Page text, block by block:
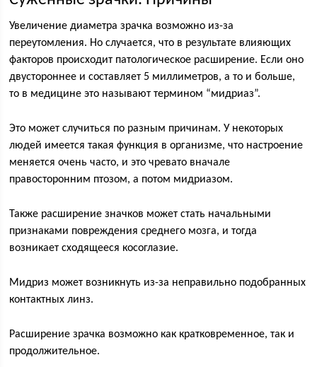
Увеличение диаметра зрачка возможно из-за
переутомления. Но случается, что в результате влияющих
факторов происходит патологическое расширение. Если оно
двустороннее и составляет 5 миллиметров, а то и больше,
то в медицине это называют термином “мидриаз”.
Это может случиться по разным причинам. У некоторых
людей имеется такая функция в организме, что настроение
меняется очень часто, и это чревато вначале
правосторонним птозом, а потом мидриазом.
Также расширение значков может стать начальными
признаками повреждения среднего мозга, и тогда
возникает сходящееся косоглазие.
Мидриз может возникнуть из-за неправильно подобранных
контактных линз.
Расширение зрачка возможно как кратковременное, так и
продолжительное.